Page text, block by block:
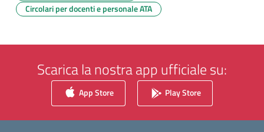
Circolari per docenti e personale ATA
Scarica la nostra app ufficiale su:
App Store Play Store